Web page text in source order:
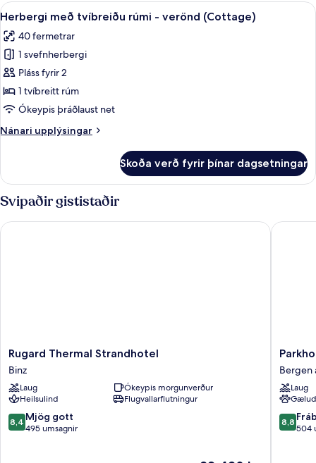
tvíbreið
Skoða
allar
myndir
fyrir
Herbergi
með
tvíbreiðu
-
Herbergi með tvíbreiðu rúmi -
12
Herbergi með tvíbreiðu rúmi - verönd (Cottage)
40 fermetrar
1 svefnherbergi
Pláss fyrir 2
1 tvíbreitt rúm
Ókeypis þráðlaust net
Nánari upplýsingar
Nánari
með
tvíbreiðu
rúmi
verönd
Skoða verð fyrir þínar dagsetningar
Svipaðir gististaðir
Rugard
Thermal
Strandhotel
Binz
Rugard Thermal Strandhotel
Binz
Laug
Ókeypis morgunverður
Heilsulind
Flugvallarflutningur
8.4
af
8,4 Mjög gott
495 umsagnir
Rugard Thermal Strandhotel
Rügen
Bergen
auf
Ruegen
Bergen
Laug
8.8
af
8,8
504